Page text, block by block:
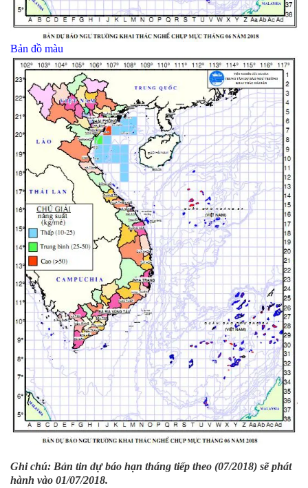
Bản đồ màu
Ghi chú: Bản tin dự báo hạn tháng tiếp theo (07/2018) sẽ phát
hành vào 01/07/2018.